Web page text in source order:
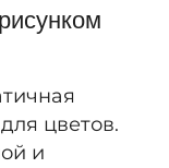
цветов.
и